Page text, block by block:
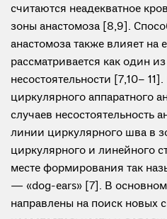
считаются неадекватное
зоны анастомоза [8,9].
анастомоза также влияет на
рассматривается как один
несостоятельности [7,10–
циркулярного аппаратного
случаев несостоятельность
линии циркулярного шва в
циркулярного и линейного
месте формирования так
— «dog-ears» [7]. В
направлены на поиск новых